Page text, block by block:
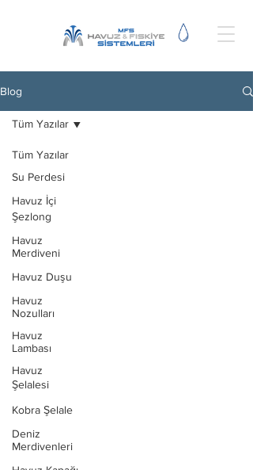
Blog
Tüm Yazılar
Su Perdesi
Havuz İçi
Şezlong
Havuz
Merdiveni
Havuz Duşu
Havuz
Nozulları
Havuz
Lambası
Havuz
Şelalesi
Kobra Şelale
Deniz
Merdivenleri
Tüm Yazılar